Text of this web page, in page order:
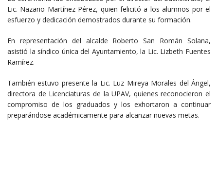
Lic. Nazario Martínez Pérez, quien felicitó a los alumnos por el
esfuerzo y dedicación demostrados durante su formación.
En representación del alcalde Roberto San Román Solana,
asistió la síndico única del Ayuntamiento, la Lic. Lizbeth Fuentes
Ramírez.
También estuvo presente la Lic. Luz Mireya Morales del Ángel,
directora de Licenciaturas de la UPAV, quienes reconocieron el
compromiso de los graduados y los exhortaron a continuar
preparándose académicamente para alcanzar nuevas metas.